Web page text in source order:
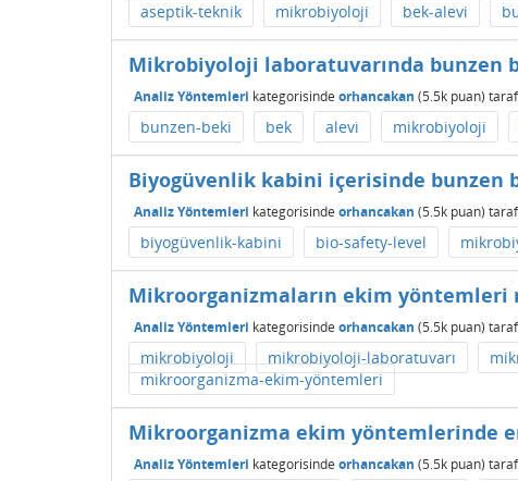
aseptik-teknik mikrobiyoloji bek-alevi
Mikrobiyoloji laboratuvarında bunzen
Analiz Yöntemleri kategorisinde orhancakan (5.5k puan)
bunzen-beki bek alevi mikrobiyoloji
Biyogüvenlik kabini içerisinde bunzen
Analiz Yöntemleri kategorisinde orhancakan (5.5k puan)
biyogüvenlik-kabini bio-safety-level
Mikroorganizmaların ekim yöntemleri
Analiz Yöntemleri kategorisinde orhancakan (5.5k puan)
mikrobiyoloji mikrobiyoloji-laboratuvarı
mikroorganizma-ekim-yöntemleri
Mikroorganizma ekim yöntemlerinde
Analiz Yöntemleri kategorisinde orhancakan (5.5k puan)